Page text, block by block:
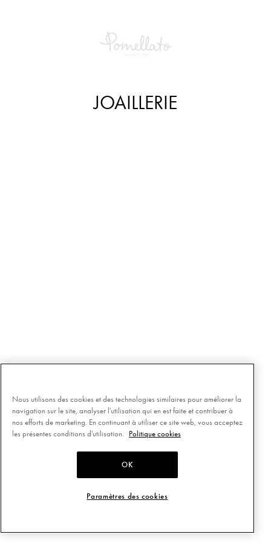
JOAILLERIE
Nous utilisons des cookies et des technologies similaires pour améliorer la
navigation sur le site, analyser l'utilisation qui en est faite et contribuer à
nos efforts de marketing. En continuant à utiliser ce site web, vous acceptez
les présentes conditions d'utilisation.
Politique cookies
OK
Paramètres des cookies